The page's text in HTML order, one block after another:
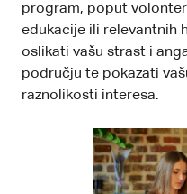
program, poput
edukacije ili relevantnih
oslikati vašu strast i
području te pokazati
raznolikosti interesa.